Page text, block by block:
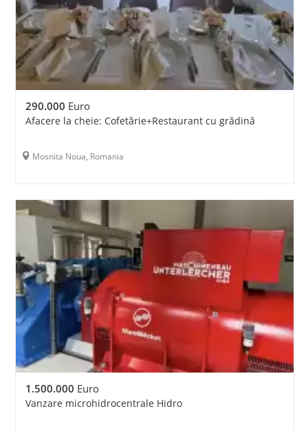
290.000 Euro
Afacere la cheie: Cofetărie+Restaurant cu grădină
Mosnita Noua, Romania
1.500.000 Euro
Vanzare microhidrocentrale Hidro